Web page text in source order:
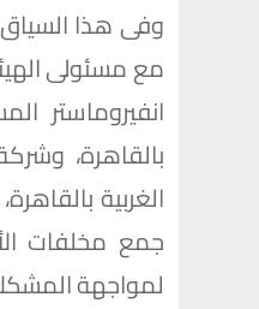
وفى هذا
مع مسئولى
انفيروماستر
بالقاهرة،
الغربية
جمع مخلفات
لمواجهة